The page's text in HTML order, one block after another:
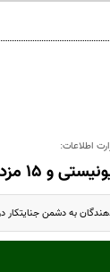
اطلاعات:
به دشمن